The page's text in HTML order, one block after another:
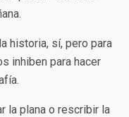
historia, sí, pero para
inhiben para hacer
la plana o rescribir la